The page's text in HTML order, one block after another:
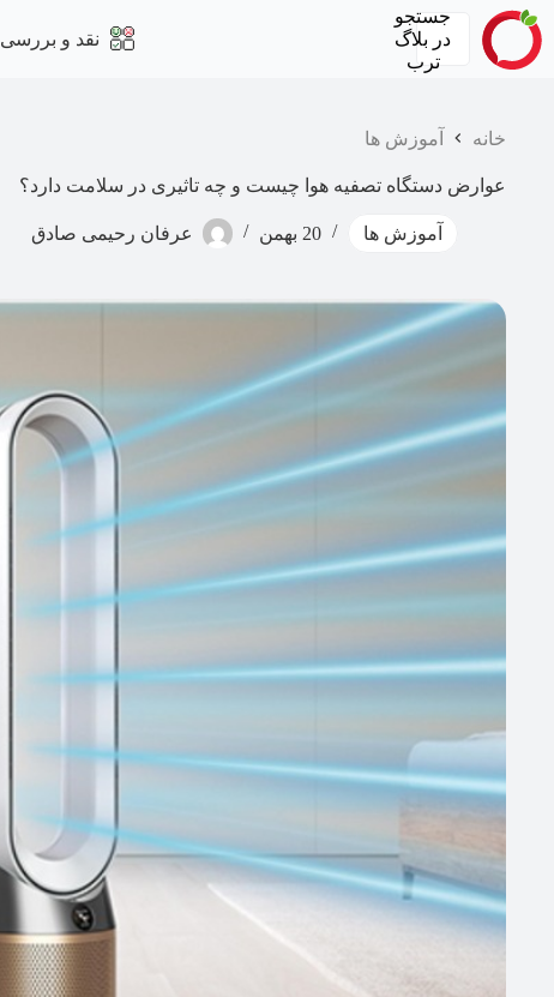
پرش
به
محتوا
جستجو
در بلاگ
ترب
نقد و بررسی
خانه آموزش ها
عوارض دستگاه تصفیه هوا چیست و چه تاثیری در سلامت دارد؟
آموزش ها 20 بهمن عرفان رحیمی صادق